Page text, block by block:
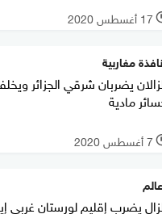
17 أغسطس 2020
نافذة مغاربية
يضربان شرقي الجزائر
مادية
7 أغسطس 2020
عالم
يضرب إقليم لورستان غربي